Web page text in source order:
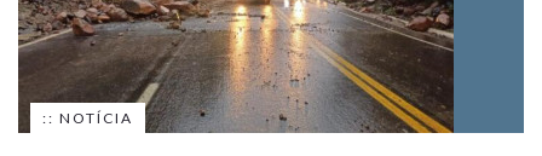
:: NOTÍCIA